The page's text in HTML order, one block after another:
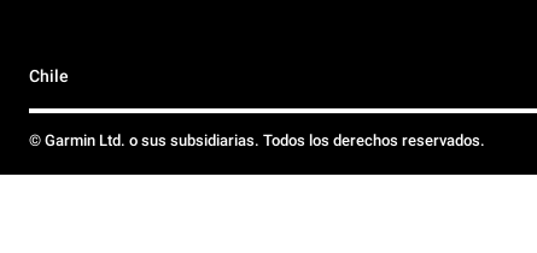
Chile
© Garmin Ltd. o sus subsidiarias. Todos los derechos reservados.